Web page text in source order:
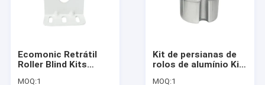
Visita à fábrica
Ecomonic Retrátil
Roller Blind Kits
MOQ:1
Kit de persianas de
rolos de alumínio Kit
MOQ:1